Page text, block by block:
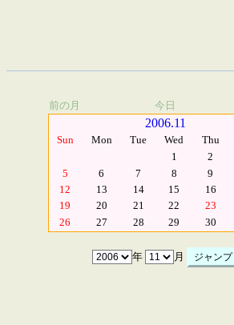
前の月 今日
2006.11
Sun Mon Tue Wed Thu
1
2
5
6 7 8 9
12
13 14 15 16
19
20 21 22 23
26
27 28 29 30
年 月